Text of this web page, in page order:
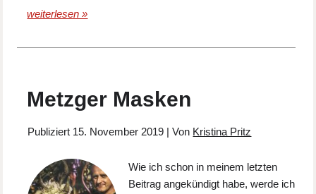
weiterlesen »
Metzger Masken
Publiziert 15. November 2019 |Von Kristina Pritz
Wie ich schon in meinem letzten
Beitrag angekündigt habe, werde ich